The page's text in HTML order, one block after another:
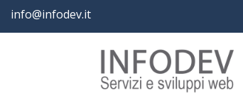
info@infodev.it